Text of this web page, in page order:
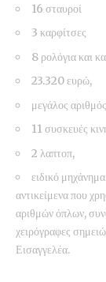
16 σταυροί
3 καρφίτσες
8 ρολόγια και
23.320 ευρώ,
μεγάλος
11 συσκευές
2 λαπτοπ,
ειδικό
αντικείμενα που
αριθμών όπλων,
χειρόγραφες
Εισαγγελέα.